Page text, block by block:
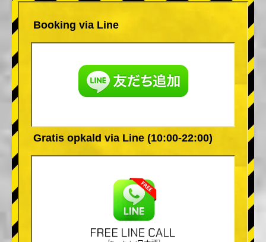
Booking via Line
Gratis opkald via Line (10:00-22:00)